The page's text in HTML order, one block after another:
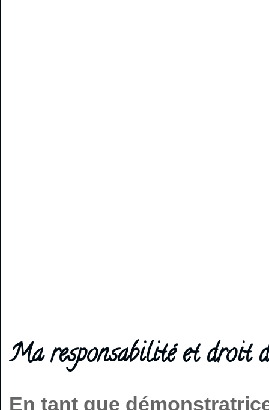
Ma responsabilité et droit
En tant que